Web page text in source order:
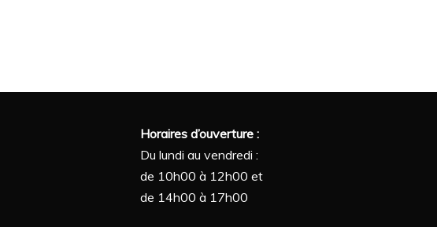
Horaires d’ouverture :
Du lundi au vendredi :
de 10h00 à 12h00 et
de 14h00 à 17h00